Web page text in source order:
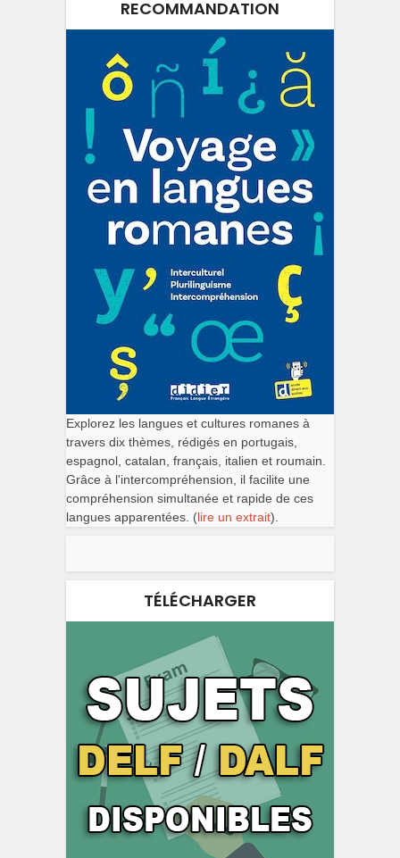
RECOMMANDATION
Explorez les langues et cultures romanes à
travers dix thèmes, rédigés en portugais,
espagnol, catalan, français, italien et roumain.
Grâce à l'intercompréhension, il facilite une
compréhension simultanée et rapide de ces
langues apparentées. (lire un extrait).
TÉLÉCHARGER